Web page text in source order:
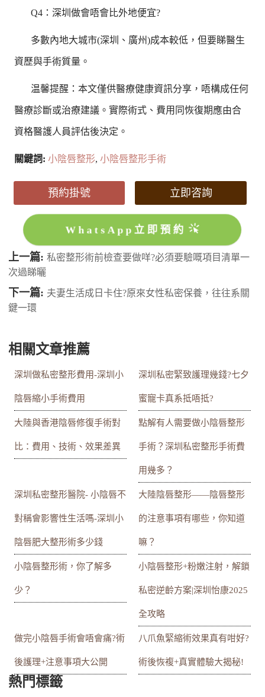
Q4：深圳做會唔會比外地便宜?
多數內地大城市(深圳、廣州)成本較低，但要睇醫生
資歷與手術質量。
温馨提醒：本文僅供醫療健康資訊分享，唔構成任何
醫療診斷或治療建議。實際術式、費用同恢復期應由合
資格醫護人員評估後決定。
關鍵詞:小陰唇整形,小陰唇整形手術
預約掛號 立即咨詢
WhatsApp立即預約
上一篇: 私密整形術前檢查要做咩?必須要驗嘅項目清單一
次過睇曬
下一篇: 夫妻生活成日卡住?原來女性私密保養，往往系關
鍵一環
相關文章推薦
深圳做私密整形費用-深圳小
陰唇縮小手術費用
深圳私密緊致護理幾錢?七夕
蜜寵卡真系抵唔抵?
大陸與香港陰唇修復手術對
比：費用、技術、效果差異
點解有人需要做小陰唇整形
手術？深圳私密整形手術費
用幾多？
深圳私密整形醫院- 小陰唇不
對稱會影響性生活嗎-深圳小
陰唇肥大整形術多少錢
大陸陰唇整形——陰唇整形
的注意事項有哪些，你知道
嘛？
小陰唇整形術，你了解多
少？
小陰唇整形+粉嫩注射，解鎖
私密逆齡方案|深圳怡康2025
全攻略
做完小陰唇手術會唔會痛?術
後護理+注意事項大公開
八爪魚緊縮術效果真有咁好?
術後恢複+真實體驗大揭秘!
熱門標籤